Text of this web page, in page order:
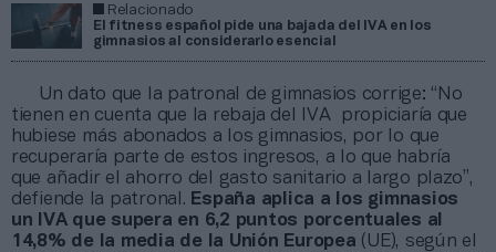
Relacionado
El fitness español pide una bajada del IVA en los
gimnasios al considerarlo esencial
Un dato que la patronal de gimnasios corrige: “No
tienen en cuenta que la rebaja del IVA propiciaría que
hubiese más abonados a los gimnasios, por lo que
recuperaría parte de estos ingresos, a lo que habría
que añadir el ahorro del gasto sanitario a largo plazo”,
defiende la patronal. España aplica a los gimnasios
un IVA que supera en 6,2 puntos porcentuales al
14,8% de la media de la Unión Europea (UE), según el